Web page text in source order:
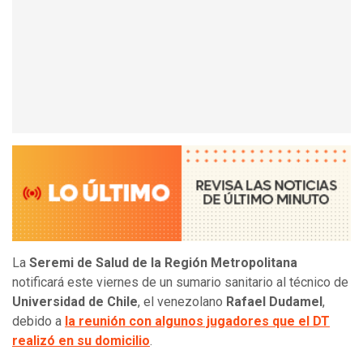
La Seremi de Salud de la Región Metropolitana
notificará este viernes de un sumario sanitario al técnico de
Universidad de Chile, el venezolano Rafael Dudamel ,
debido a la reunión con algunos jugadores que el DT
realizó en su domicilio.